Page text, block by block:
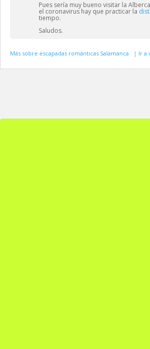
Pues sería muy bueno visitar la
el coronavirus hay que practicar la
tiempo.
Saludos.
Más sobre escapadas románticas Salamanca |